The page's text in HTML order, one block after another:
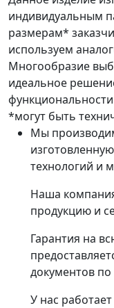
индивидуальным
размерам*
используем
Многообразие
идеальное
*могут быть
Мы
технологий и
Наша
продукцию и
Гарантия на
документов
У нас